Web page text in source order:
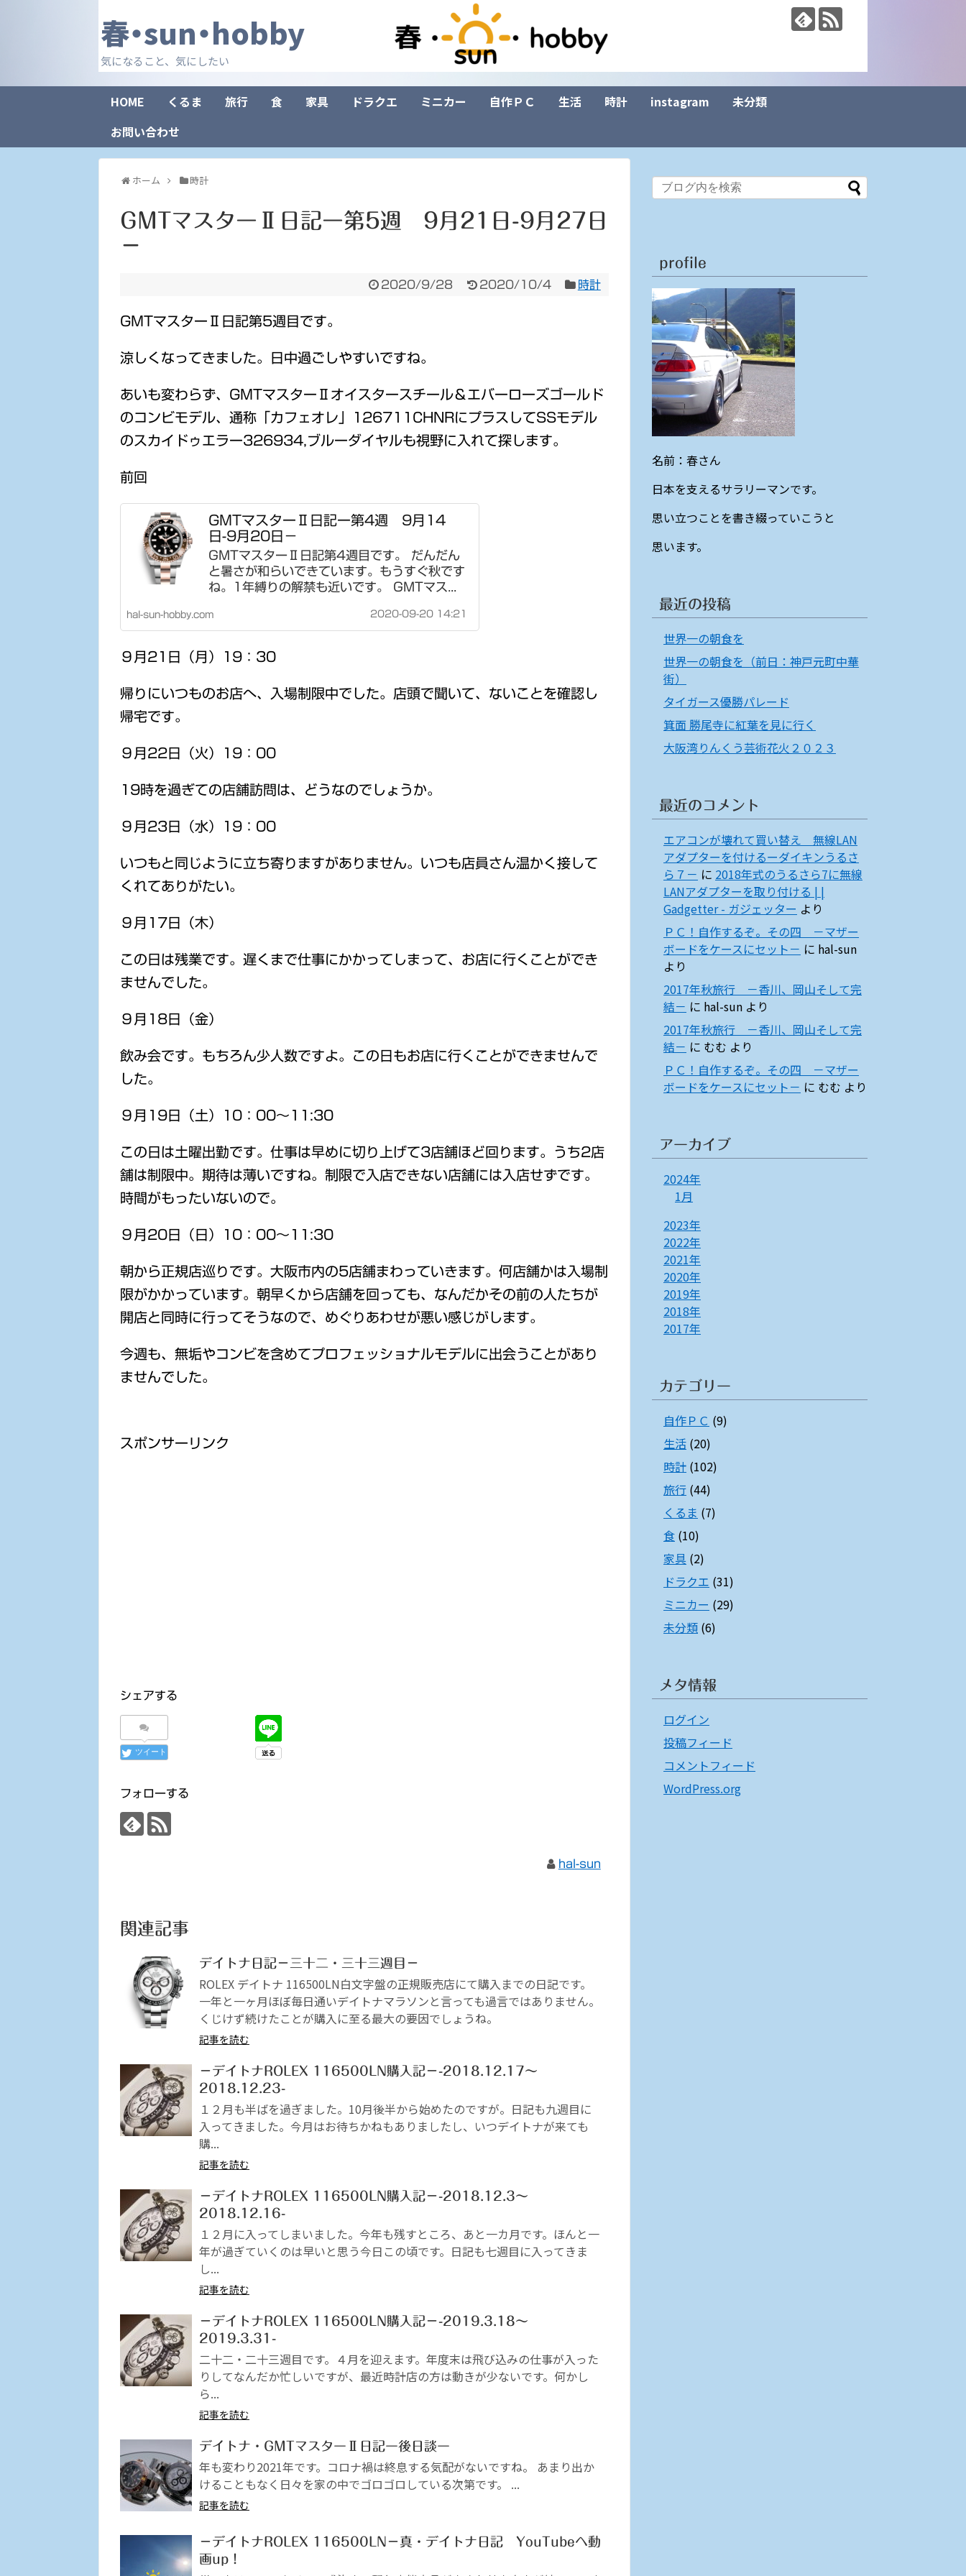
春・sun・hobby
気になること、気にしたい
HOME くるま 旅行 食 家具 ドラクエ ミニカー 自作ＰＣ 生活 時計 instagram
未分類
お問い合わせ
ホーム 時計
GMTマスターⅡ日記ー第5週 9月21日-9月27日
－
2020/9/28 2020/10/4 時計
GMTマスターⅡ日記第5週目です。
涼しくなってきました。日中過ごしやすいですね。
あいも変わらず、GMTマスターⅡオイスタースチール＆エバーローズゴールド
のコンビモデル、通称「カフェオレ」126711CHNRにプラスしてSSモデル
のスカイドゥエラー326934,ブルーダイヤルも視野に入れて探します。
前回
GMTマスターⅡ日記ー第4週 9月14
日-9月20日－
GMTマスターⅡ日記第4週目です。 だんだん
と暑さが和らいできています。もうすぐ秋です
ね。1年縛りの解禁も近いです。 GMTマス...
hal-sun-hobby.com 2020-09-20 14:21
９月21日（月）19：30
帰りにいつものお店へ、入場制限中でした。店頭で聞いて、ないことを確認し
帰宅です。
９月22日（火）19：00
19時を過ぎての店舗訪問は、どうなのでしょうか。
９月23日（水）19：00
いつもと同じように立ち寄りますがありません。いつも店員さん温かく接して
くれてありがたい。
９月17日（木）
この日は残業です。遅くまで仕事にかかってしまって、お店に行くことができ
ませんでした。
９月18日（金）
飲み会です。もちろん少人数ですよ。この日もお店に行くことができませんで
した。
９月19日（土）10：00～11:30
この日は土曜出勤です。仕事は早めに切り上げて3店舗ほど回ります。うち2店
舗は制限中。期待は薄いですね。制限で入店できない店舗には入店せずです。
時間がもったいないので。
９月20日（日）10：00～11:30
朝から正規店巡りです。大阪市内の5店舗まわっていきます。何店舗かは入場制
限がかかっています。朝早くから店舗を回っても、なんだかその前の人たちが
開店と同時に行ってそうなので、めぐりあわせが悪い感じがします。
今週も、無垢やコンビを含めてプロフェッショナルモデルに出会うことがあり
ませんでした。
スポンサーリンク
シェアする
ツイート
フォローする
hal-sun
関連記事
デイトナ日記－三十二・三十三週目－
ROLEX デイトナ 116500LN白文字盤の正規販売店にて購入までの日記です。
一年と一ヶ月ほぼ毎日通いデイトナマラソンと言っても過言ではありません。
くじけず続けたことが購入に至る最大の要因でしょうね。
記事を読む
－デイトナROLEX 116500LN購入記－-2018.12.17～
2018.12.23-
１２月も半ばを過ぎました。10月後半から始めたのですが。日記も九週目に
入ってきました。今月はお待ちかねもありましたし、いつデイトナが来ても
購...
記事を読む
－デイトナROLEX 116500LN購入記－-2018.12.3～
2018.12.16-
１２月に入ってしまいました。今年も残すところ、あと一カ月です。ほんと一
年が過ぎていくのは早いと思う今日この頃です。日記も七週目に入ってきま
し...
記事を読む
－デイトナROLEX 116500LN購入記－-2019.3.18～
2019.3.31-
二十二・二十三週目です。４月を迎えます。年度末は飛び込みの仕事が入った
りしてなんだか忙しいですが、最近時計店の方は動きが少ないです。何かし
ら...
記事を読む
デイトナ・GMTマスターⅡ日記ー後日談ー
年も変わり2021年です。コロナ禍は終息する気配がないですね。 あまり出か
けることもなく日々を家の中でゴロゴロしている次第です。 ...
記事を読む
－デイトナROLEX 116500LN－真・デイトナ日記 YouTubeへ動
画up！
profile
名前：春さん
日本を支えるサラリーマンです。
思い立つことを書き綴っていこうと
思います。
最近の投稿
世界一の朝食を
世界一の朝食を（前日：神戸元町中華
街）
タイガース優勝パレード
箕面 勝尾寺に紅葉を見に行く
大阪湾りんくう芸術花火２０２３
最近のコメント
エアコンが壊れて買い替え 無線LAN
アダプターを付けるーダイキンうるさ
ら７－ に 2018年式のうるさら7に無線
LANアダプターを取り付ける | |
Gadgetter - ガジェッター より
ＰＣ！自作するぞ。その四 －マザー
ボードをケースにセット－ に hal-sun
より
2017年秋旅行 －香川、岡山そして完
結－ に hal-sun より
2017年秋旅行 －香川、岡山そして完
結－ に むむ より
ＰＣ！自作するぞ。その四 －マザー
ボードをケースにセット－ に むむ より
アーカイブ
2024年
1月
2023年
2022年
2021年
2020年
2019年
2018年
2017年
カテゴリー
自作ＰＣ (9)
生活 (20)
時計 (102)
旅行 (44)
くるま (7)
食 (10)
家具 (2)
ドラクエ (31)
ミニカー (29)
未分類 (6)
メタ情報
ログイン
投稿フィード
コメントフィード
WordPress.org